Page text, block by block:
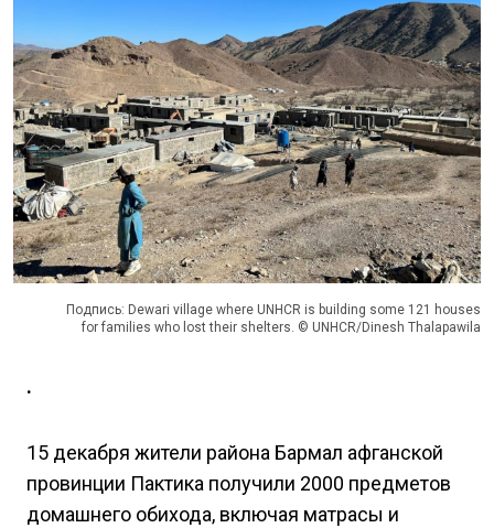
Подпись: Dewari village where UNHCR is building some 121 houses
for families who lost their shelters. © UNHCR/Dinesh Thalapawila
.
15 декабря жители района Бармал афганской
провинции Пактика получили 2000 предметов
домашнего обихода, включая матрасы и